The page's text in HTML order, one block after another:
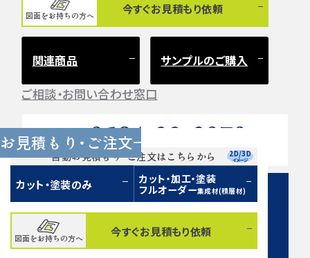
お見積もり・ご注文
自動お見積もり・ご注文はこちらから
カット・塗装のみ
カット・加工・塗装
フルオーダー集成材(積層材)
2D/3D
イメージ
図面をお持ちの方へ 今すぐお見積もり依頼
図面をお持ちの方へ 今すぐお見積もり依頼
関連商品 サンプルのご購入
ご相談・お問い合わせ窓口
Tel. 0584-33-2070
営業時間 9:00〜17:00（土日祝 定休）
お問い合わせフォーム